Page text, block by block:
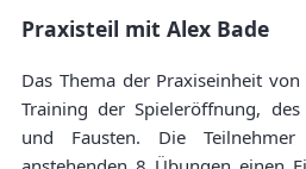
Praxisteil mit Alex Bade
Das Thema der Praxiseinheit
Training der Spieleröffnung,
und Fausten. Die